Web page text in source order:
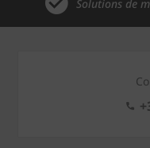
Solutions de